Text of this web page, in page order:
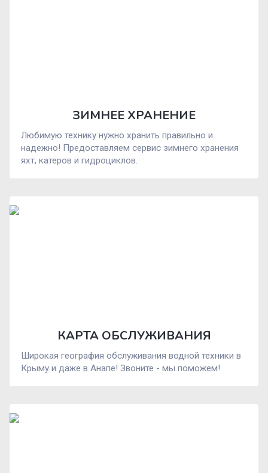
ЗИМНЕЕ ХРАНЕНИЕ
Любимую технику нужно хранить правильно и
надежно! Предоставляем сервис зимнего хранения
яхт, катеров и гидроциклов.
КАРТА ОБСЛУЖИВАНИЯ
Широкая география обслуживания водной техники в
Крыму и даже в Анапе! Звоните - мы поможем!